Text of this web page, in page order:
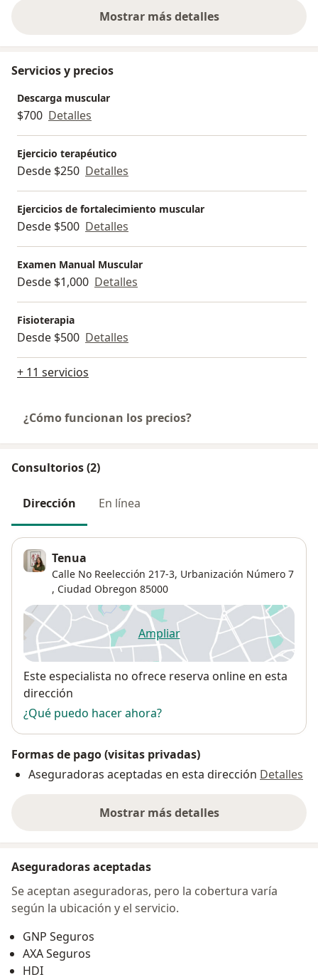
Mostrar más detalles
sobre la experiencia
Servicios y precios
Descarga muscular
$700 Detalles
Ejercicio terapéutico
Desde $250 Detalles
Ejercicios de fortalecimiento muscular
Desde $500 Detalles
Examen Manual Muscular
Desde $1,000 Detalles
Fisioterapia
Desde $500 Detalles
+ 11 servicios
¿Cómo funcionan los precios?
Consultorios (2)
Dirección En línea
Tenua
Calle No Reelección 217-3, Urbanización Número 7
, Ciudad Obregon 85000
Ampliarse abre en una nueva
Disponibilidad
Este especialista no ofrece reserva online en esta
dirección
¿Qué puedo hacer ahora?
Formas de pago (visitas privadas)
Aseguradoras aceptadas en esta dirección Detalles
Mostrar más detalles
sobre la dirección
Aseguradoras aceptadas
Se aceptan aseguradoras, pero la cobertura varía
según la ubicación y el servicio.
GNP Seguros
AXA Seguros
HDI